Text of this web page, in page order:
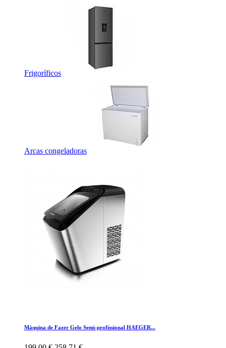
Frigoríficos
Arcas congeladoras
Máquina de Fazer Gelo Semi-profissional HAEGER...